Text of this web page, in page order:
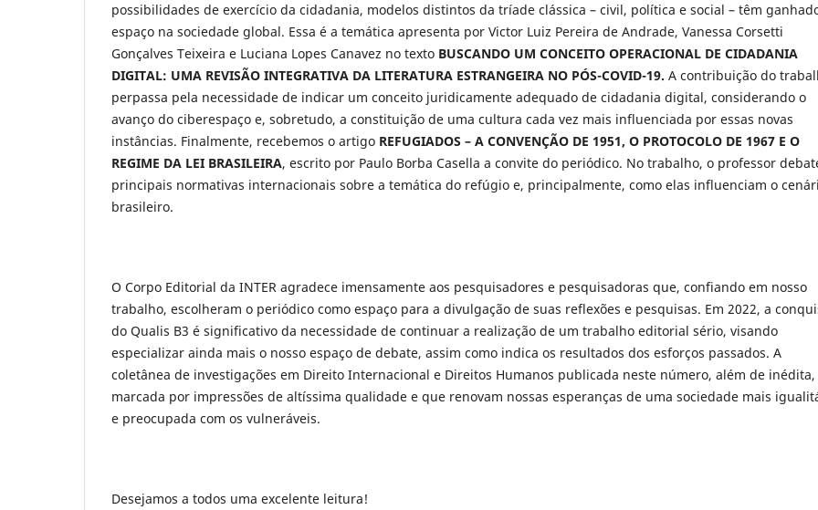
possibilidades de exercício da cidadania, modelos distintos da tríade clássica – civil, política e social – têm
espaço na sociedade global. Essa é a temática apresenta por Victor Luiz Pereira de Andrade, Vanessa Corsetti
Gonçalves Teixeira e Luciana Lopes Canavez no texto BUSCANDO UM CONCEITO OPERACIONAL DE CIDADANIA
DIGITAL: UMA REVISÃO INTEGRATIVA DA LITERATURA ESTRANGEIRA NO PÓS-COVID-19. A contribuição do
perpassa pela necessidade de indicar um conceito juridicamente adequado de cidadania digital, considerando o
avanço do ciberespaço e, sobretudo, a constituição de uma cultura cada vez mais influenciada por essas novas
instâncias. Finalmente, recebemos o artigo REFUGIADOS – A CONVENÇÃO DE 1951, O PROTOCOLO DE 1967 E O
REGIME DA LEI BRASILEIRA, escrito por Paulo Borba Casella a convite do periódico. No trabalho, o professor
principais normativas internacionais sobre a temática do refúgio e, principalmente, como elas influenciam o
brasileiro.
O Corpo Editorial da INTER agradece imensamente aos pesquisadores e pesquisadoras que, confiando em nosso
trabalho, escolheram o periódico como espaço para a divulgação de suas reflexões e pesquisas. Em 2022, a
do Qualis B3 é significativo da necessidade de continuar a realização de um trabalho editorial sério, visando
especializar ainda mais o nosso espaço de debate, assim como indica os resultados dos esforços passados. A
coletânea de investigações em Direito Internacional e Direitos Humanos publicada neste número, além de inédita,
marcada por impressões de altíssima qualidade e que renovam nossas esperanças de uma sociedade mais
e preocupada com os vulneráveis.
Desejamos a todos uma excelente leitura!